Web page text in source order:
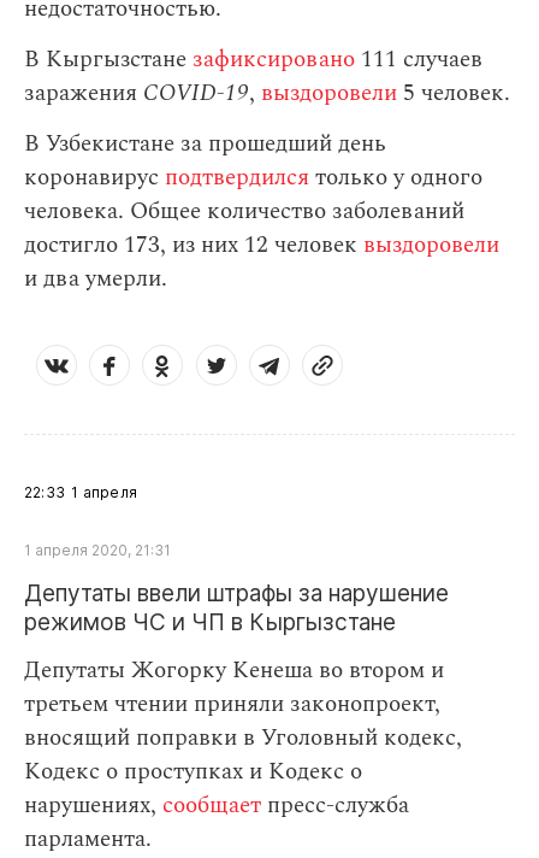
недостаточностью.
В Кыргызстане зафиксировано 111 случаев
заражения СOVID-19, выздоровели 5 человек.
В Узбекистане за прошедший день
коронавирус подтвердился только у одного
человека. Общее количество заболеваний
достигло 173, из них 12 человек выздоровели
и два умерли.
22:33 1 апреля
1 апреля 2020, 21:31
Депутаты ввели штрафы за нарушение
режимов ЧС и ЧП в Кыргызстане
Депутаты Жогорку Кенеша во втором и
третьем чтении приняли законопроект,
вносящий поправки в Уголовный кодекс,
Кодекс о проступках и Кодекс о
нарушениях, сообщает пресс-служба
парламента.